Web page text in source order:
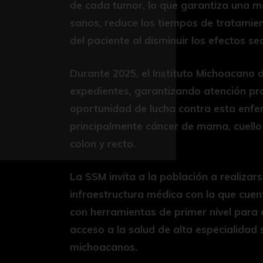
de cada tumor, lo que garantiza una
sanos, reduce los tiempos de
del paciente al disminuir los efectos
Durante 2025, el Instituto Michoacano
expedientes, garantizando atención
oportunidad de lucha contra esta
principalmente cáncer de mama,
colon y recto.
La SSM invita a la población a
infraestructura médica con la que
con herramientas de primer nivel
acceso a la salud de alta
michoacanos.